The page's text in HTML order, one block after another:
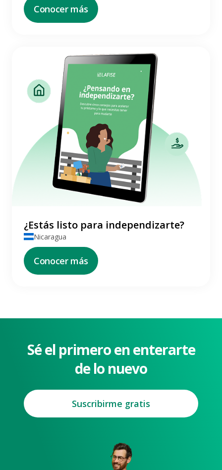
Conocer más
¿Estás listo para independizarte?
Nicaragua
Conocer más
Sé el primero en enterarte
de lo nuevo
Suscribirme gratis